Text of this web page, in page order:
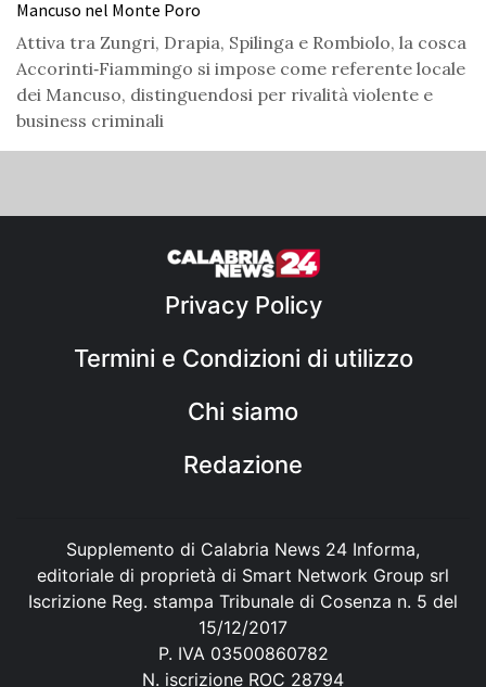
Mancuso nel Monte Poro
Attiva tra Zungri, Drapia, Spilinga e Rombiolo, la cosca
Accorinti‑Fiammingo si impose come referente locale
dei Mancuso, distinguendosi per rivalità violente e
business criminali
Privacy Policy
Termini e Condizioni di utilizzo
Chi siamo
Redazione
Supplemento di Calabria News 24 Informa,
editoriale di proprietà di Smart Network Group srl
Iscrizione Reg. stampa Tribunale di Cosenza n. 5 del
15/12/2017
P. IVA 03500860782
N. iscrizione ROC 28794